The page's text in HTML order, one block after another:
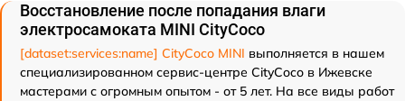
Восстановление после попадания влаги
электросамоката MINI CityCoco
[dataset:services:name] CityCoco MINI выполняется в нашем
специализированном сервис-центре CityCoco в Ижевске
мастерами с огромным опытом - от 5 лет. На все виды работ